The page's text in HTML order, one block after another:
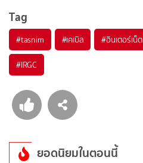
Tag
#tasnim #เคเบิล #อินเตอร์เน็ต
#IRGC
ยอดนิยมในตอนนี้